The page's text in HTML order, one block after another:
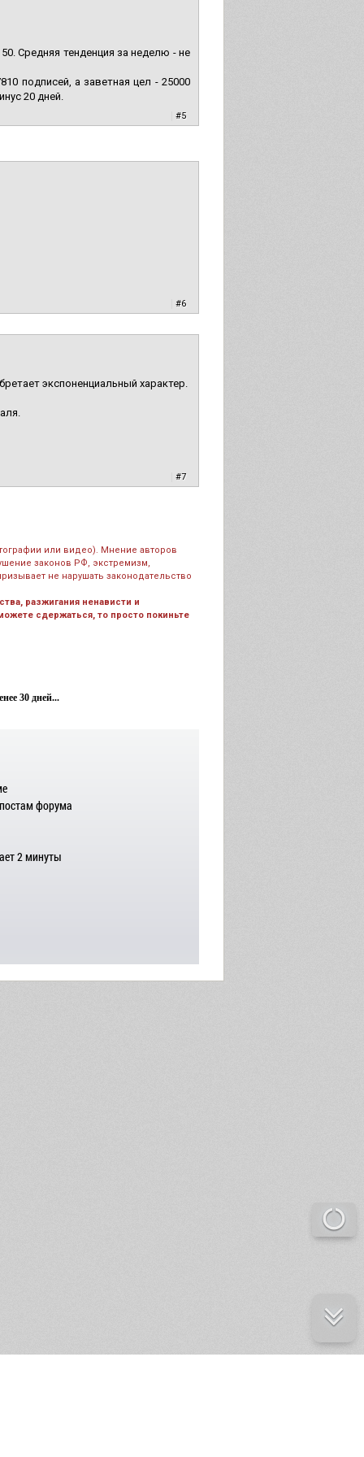
Средняя тенденция за неделю - не
подписей, а заветная цел - 25000
20 дней.
#5
#6
экспоненциальный характер.
#7
или видео). Мнение авторов
законов РФ, экстремизм,
не нарушать законодательство
разжигания ненависти и
сдержаться, то просто покиньте
30 дней...
форума
2 минуты